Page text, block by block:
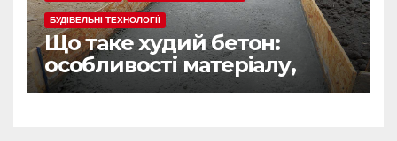
БУДІВЕЛЬНІ ТЕХНОЛОГІЇ
Що таке худий бетон:
особливості матеріалу,
сфера застосування